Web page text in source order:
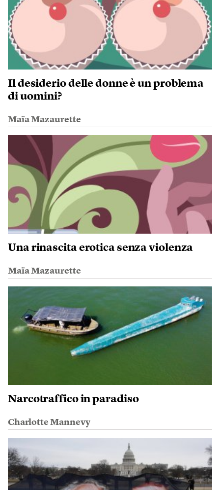
Il desiderio delle donne è un problema
di uomini?
Maïa Mazaurette
Una rinascita erotica senza violenza
Maïa Mazaurette
Narcotraffico in paradiso
Charlotte Mannevy